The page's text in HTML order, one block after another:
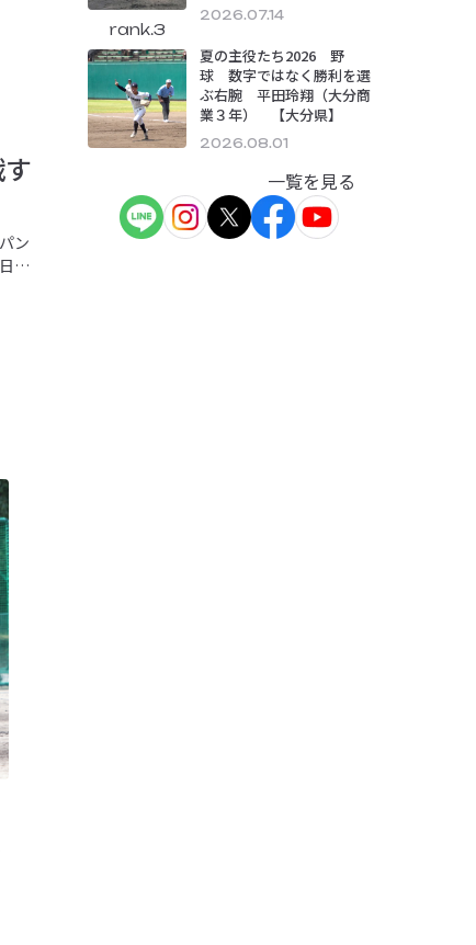
ン
本
2026.07.14
rank.3
夏の主役たち2026 野
球 数字ではなく勝利を選
ぶ右腕 平田玲翔（大分商
業３年） 【大分県】
2026.08.01
一覧を見る